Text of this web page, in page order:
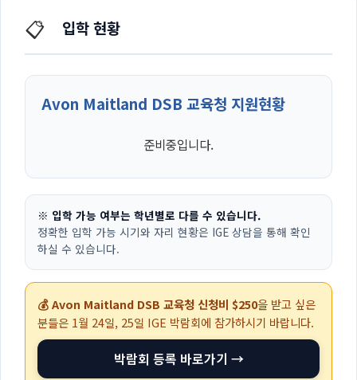
📋 입학 현황
Avon Maitland DSB 교육청 지원현황
준비중입니다.
※ 입학 가능 여부는 학년별로 다를 수 있습니다.
정확한 입학 가능 시기와 자리 현황은 IGE 상담을 통해 확인
하실 수 있습니다.
💰 Avon Maitland DSB 교육청 신청비 $250을 받고 싶은
분들은 1월 24일, 25일 IGE 박람회에 참가하시기 바랍니다.
박람회 등록 바로가기 →